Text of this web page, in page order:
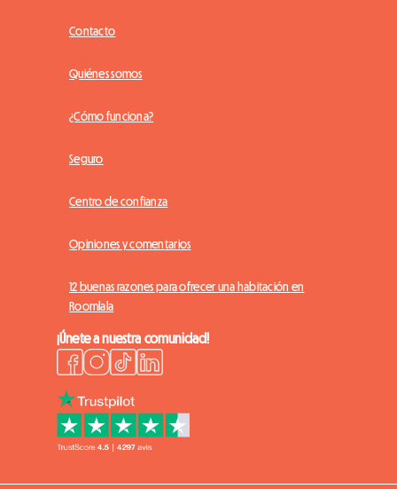
Contacto
Quiénes somos
¿Cómo funciona?
Seguro
Centro de confianza
Opiniones y comentarios
12 buenas razones para ofrecer una habitación en
Roomlala
¡Únete a nuestra comunidad!